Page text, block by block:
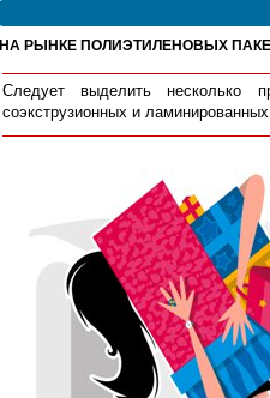
НА РЫНКЕ ПОЛИЭТИЛЕНОВЫХ
Следует выделить несколько
соэкструзионных и